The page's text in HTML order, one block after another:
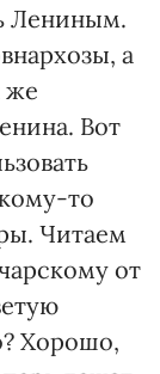
Лениным.
а
же
Вот
то
Читаем
от
Хорошо,